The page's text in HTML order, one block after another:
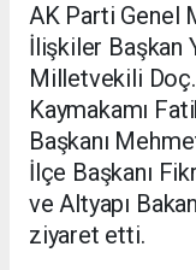
AK Parti Genel
İlişkiler Başkan
Milletvekili
Kaymakamı
Başkanı
İlçe Başkanı
ve Altyapı
ziyaret etti.